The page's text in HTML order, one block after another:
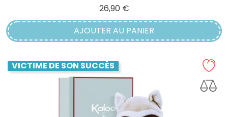
26,90 €Prix
AJOUTER AU PANIER
VICTIME DE SON SUCCÈS